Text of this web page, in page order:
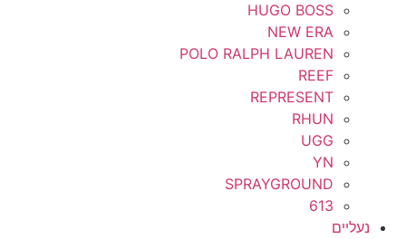
HUGO BOSS
NEW ERA
POLO RALPH LAUREN
REEF
REPRESENT
RHUN
UGG
YN
SPRAYGROUND
613
נעליים